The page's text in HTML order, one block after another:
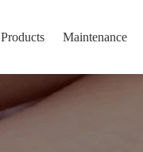
Products Maintenance